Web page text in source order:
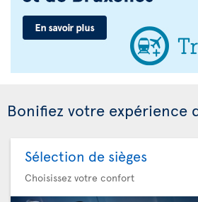
Bonifiez votre expérience
Sélection de sièges
Choisissez votre confort